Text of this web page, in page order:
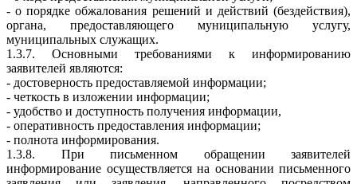
- о порядке обжалования решений и действий (бездействия),
органа, предоставляющего муниципальную услугу,
муниципальных служащих.
1.3.7. Основными требованиями к информированию
заявителей являются:
- достоверность предоставляемой информации;
- четкость в изложении информации;
- удобство и доступность получения информации,
- оперативность предоставления информации;
- полнота информирования.
1.3.8. При письменном обращении заявителей
информирование осуществляется на основании письменного